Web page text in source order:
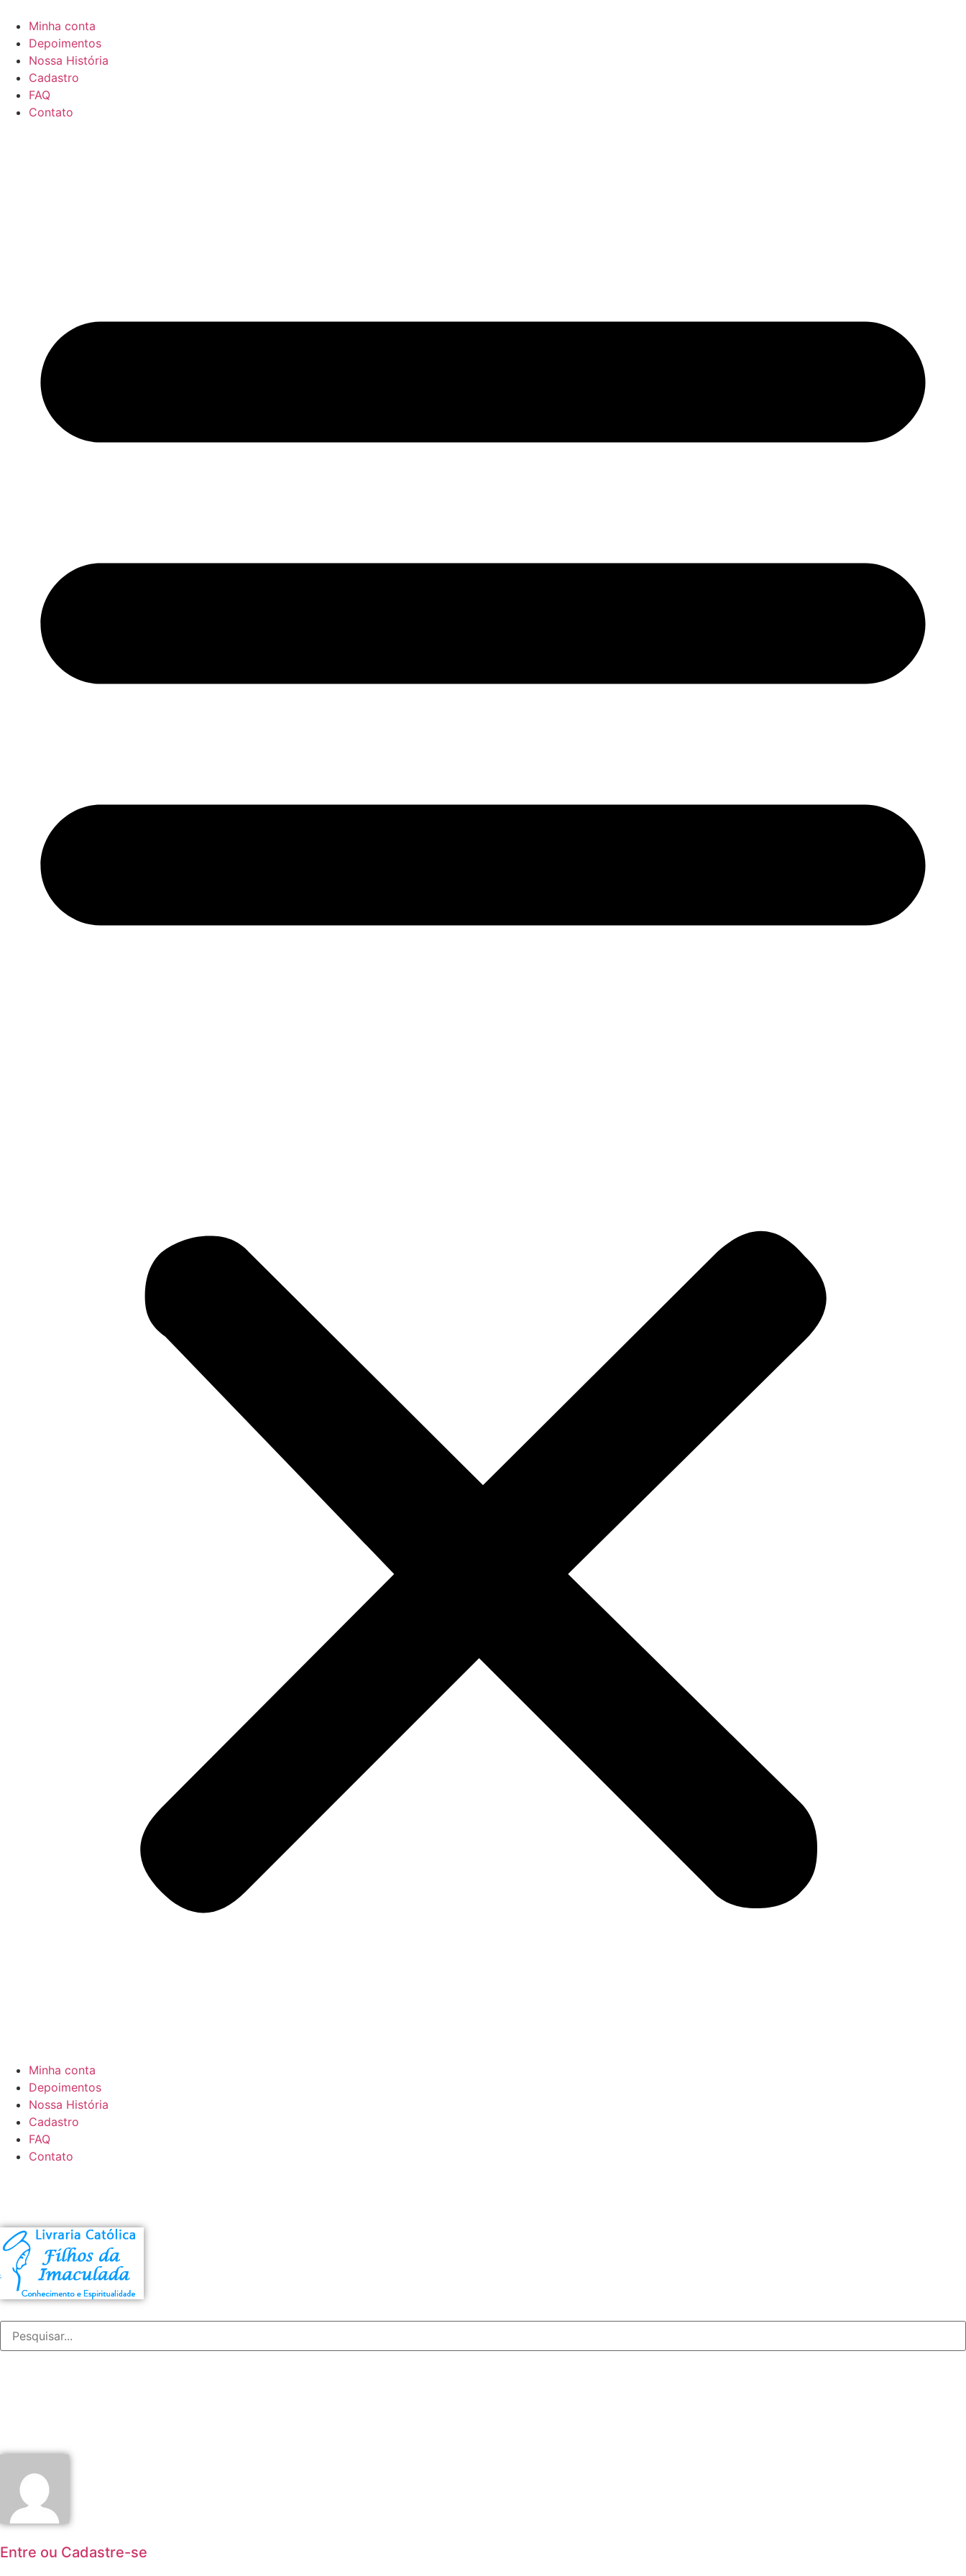
Minha conta
Depoimentos
Nossa História
Cadastro
FAQ
Contato
Minha conta
Depoimentos
Nossa História
Cadastro
FAQ
Contato
Entre ou Cadastre-se